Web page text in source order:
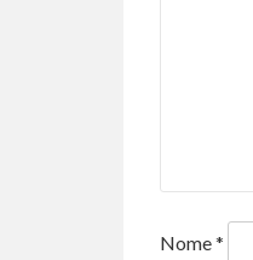
Nome*